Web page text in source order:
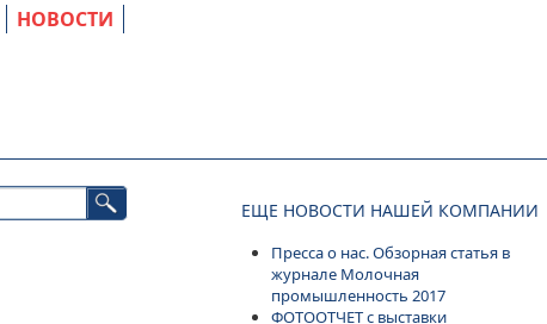
НОВОСТИ
ЕЩЕ НОВОСТИ НАШЕЙ КОМПАНИИ
Пресса о нас. Обзорная статья в
журнале Молочная
промышленность 2017
ФОТООТЧЕТ с выставки